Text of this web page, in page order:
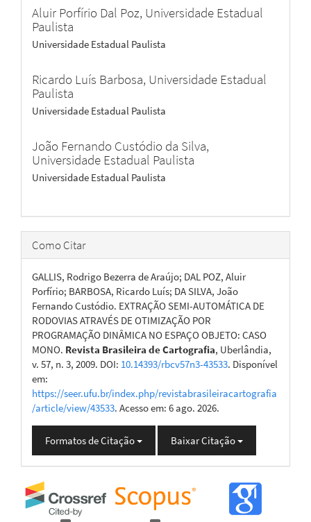
Aluir Porfírio Dal Poz, Universidade Estadual
Paulista
Universidade Estadual Paulista
Ricardo Luís Barbosa, Universidade Estadual
Paulista
Universidade Estadual Paulista
João Fernando Custódio da Silva,
Universidade Estadual Paulista
Universidade Estadual Paulista
Como Citar
GALLIS, Rodrigo Bezerra de Araújo; DAL POZ, Aluir
Porfírio; BARBOSA, Ricardo Luís; DA SILVA, João
Fernando Custódio. EXTRAÇÃO SEMI-AUTOMÁTICA DE
RODOVIAS ATRAVÉS DE OTIMIZAÇÃO POR
PROGRAMAÇÃO DINÂMICA NO ESPAÇO OBJETO: CASO
MONO. Revista Brasileira de Cartografia, Uberlândia,
v. 57, n. 3, 2009. DOI: 10.14393/rbcv57n3-43533. Disponível
em:
https://seer.ufu.br/index.php/revistabrasileiracartografia
/article/view/43533. Acesso em: 6 ago. 2026.
Formatos de Citação Baixar Citação